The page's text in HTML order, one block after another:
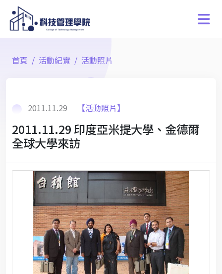
首頁 活動紀實 活動照片
2011.11.29 【活動照片】
2011.11.29 印度亞米提大學、金德爾
全球大學來訪